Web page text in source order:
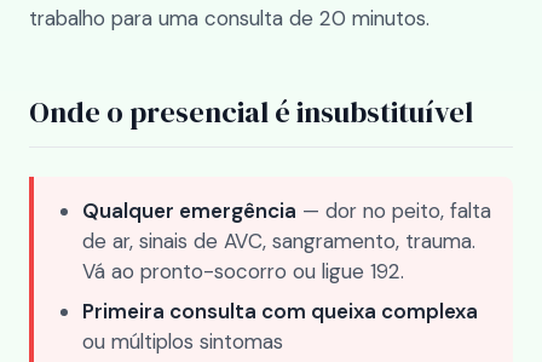
trabalho para uma consulta de 20 minutos.
Onde o presencial é insubstituível
Qualquer emergência — dor no peito, falta
de ar, sinais de AVC, sangramento, trauma.
Vá ao pronto-socorro ou ligue 192.
Primeira consulta com queixa complexa
ou múltiplos sintomas